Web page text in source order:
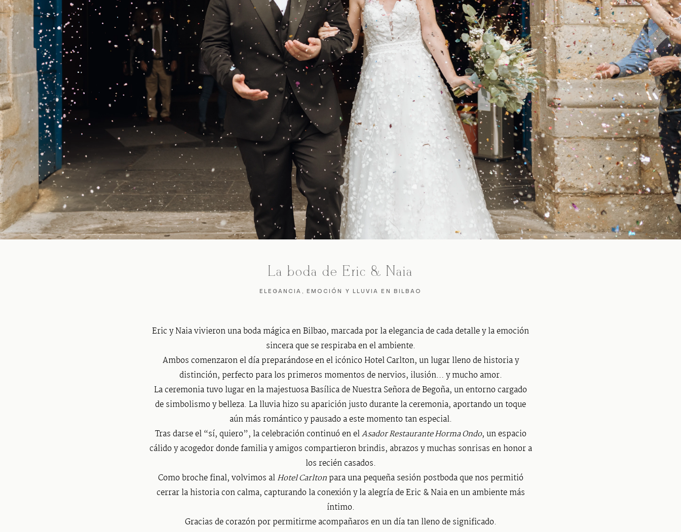
La boda de Eric & Naia
ELEGANCIA, EMOCIÓN Y LLUVIA EN BILBAO
Eric y Naia vivieron una boda mágica en Bilbao, marcada por la elegancia de cada detalle y la emoción
sincera que se respiraba en el ambiente.
Ambos comenzaron el día preparándose en el icónico Hotel Carlton, un lugar lleno de historia y
distinción, perfecto para los primeros momentos de nervios, ilusión… y mucho amor.
La ceremonia tuvo lugar en la majestuosa Basílica de Nuestra Señora de Begoña, un entorno cargado
de simbolismo y belleza. La lluvia hizo su aparición justo durante la ceremonia, aportando un toque
aún más romántico y pausado a este momento tan especial.
Tras darse el “sí, quiero”, la celebración continuó en elAsador Restaurante Horma Ondo, un espacio
cálido y acogedor donde familia y amigos compartieron brindis, abrazos y muchas sonrisas en honor a
los recién casados.
Como broche final, volvimos al Hotel Carltonpara una pequeña sesión postboda que nos permitió
cerrar la historia con calma, capturando la conexión y la alegría de Eric & Naia en un ambiente más
íntimo.
Gracias de corazón por permitirme acompañaros en un día tan lleno de significado.